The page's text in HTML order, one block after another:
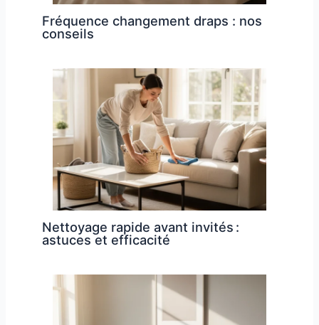
Fréquence changement draps : nos
conseils
Nettoyage rapide avant invités :
astuces et efficacité